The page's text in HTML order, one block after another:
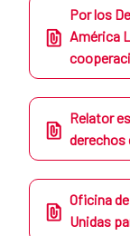
Por los
América
Relator
derechos
Oficina
Unidas